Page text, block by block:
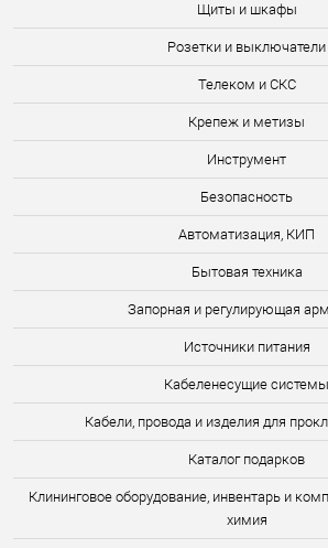
Щиты и шкафы
Розетки и выключатели
Телеком и СКС
Крепеж и метизы
Инструмент
Безопасность
Автоматизация, КИП
Бытовая техника
Запорная и регулирующая
Источники питания
Кабеленесущие системы
Кабели, провода и изделия для
Каталог подарков
Клининговое оборудование, инвентарь и
химия